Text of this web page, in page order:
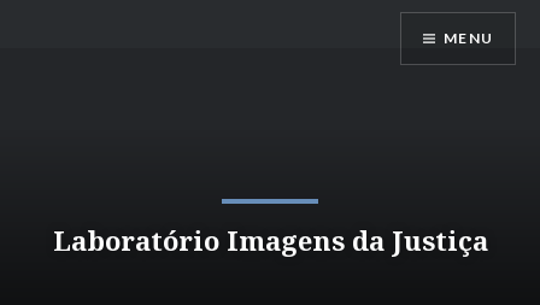
MENU
Laboratório Imagens da Justiça